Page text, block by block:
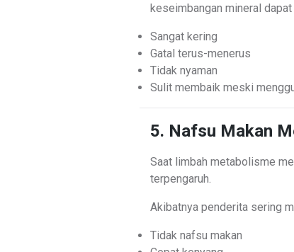
keseimbangan mineral
Sangat kering
Gatal terus-menerus
Tidak nyaman
Sulit membaik meski
5. Nafsu Makan
Saat limbah metabolisme
terpengaruh.
Akibatnya penderita sering
Tidak nafsu makan